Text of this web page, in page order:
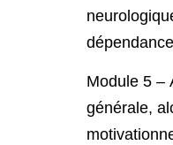
Module 5 –
générale,